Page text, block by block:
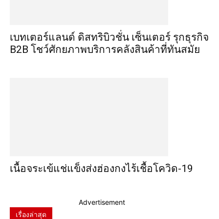
เบทเตอร์แลนด์ ดิสทริบิวชั่น เซ็นเตอร์ รุกธุรกิจ
B2B โชว์ศักยภาพบริการคลังสินค้าที่ทันสมัย
เนื้อจระเข้แช่แข็งส่งฮ่องกงไร้เชื้อโควิด-19
Advertisement
เรื่องล่าสุด